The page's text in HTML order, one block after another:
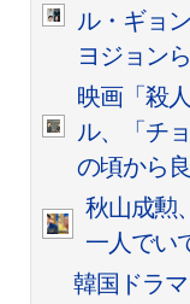
ル・ギョ
ヨジョン
映画「殺
ル、「チ
の頃から
秋山成勲
一人でい
韓国ドラ